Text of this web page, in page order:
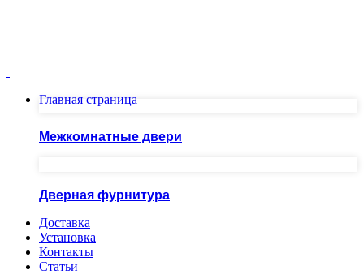
Главная страница
Межкомнатные двери
Дверная фурнитура
Доставка
Установка
Контакты
Статьи